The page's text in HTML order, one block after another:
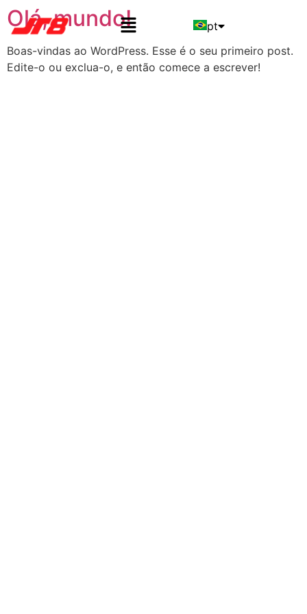
pt
en
Olá, mundo!
Boas-vindas ao WordPress. Esse é o seu primeiro post.
Edite-o ou exclua-o, e então comece a escrever!